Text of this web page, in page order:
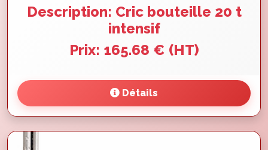
Description: Cric bouteille 20 t
intensif
Prix: 165.68 € (HT)
Détails